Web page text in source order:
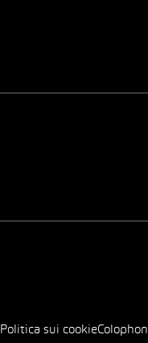
Politica sui cookieColophon